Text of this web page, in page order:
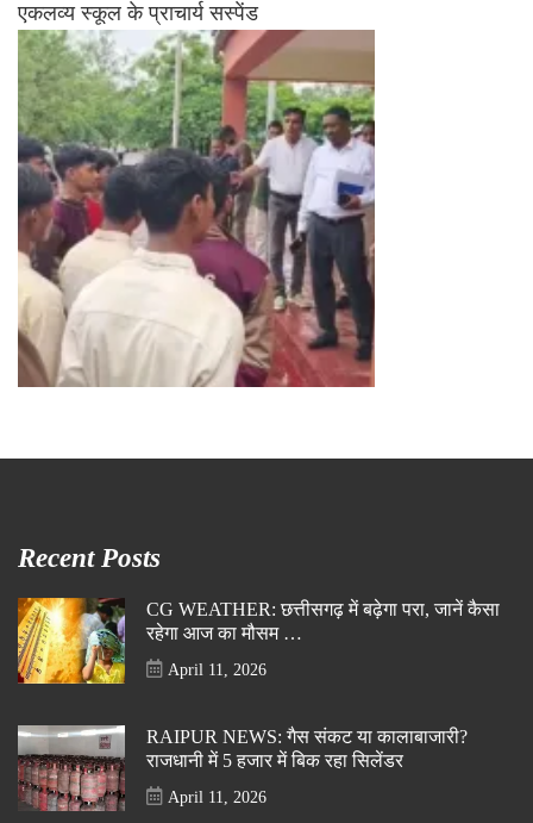
एकलव्य स्कूल के प्राचार्य सस्पेंड
Recent Posts
CG WEATHER: छत्तीसगढ़ में बढ़ेगा परा, जानें कैसा
रहेगा आज का मौसम …
April 11, 2026
RAIPUR NEWS: गैस संकट या कालाबाजारी?
राजधानी में 5 हजार में बिक रहा सिलेंडर
April 11, 2026